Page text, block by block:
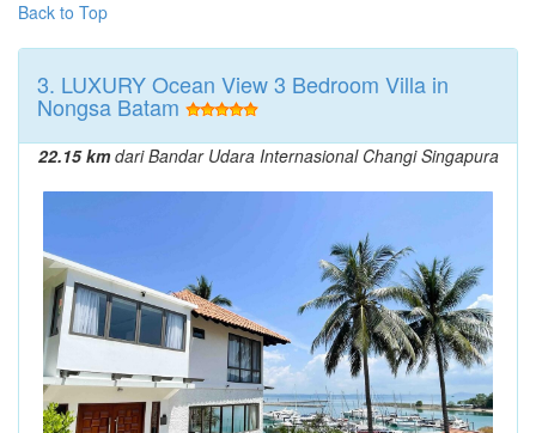
Back to Top
3. LUXURY Ocean View 3 Bedroom Villa in
Nongsa Batam
22.15 kmdari Bandar Udara Internasional Changi Singapura